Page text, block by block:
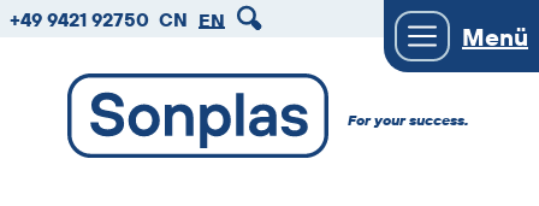
zum
zum
zum
+49 9421 92750 CN EN
For your success.
Menü